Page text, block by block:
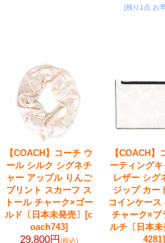
[残り1点 お
【COACH】コーチ ウ
ール シルク シグネチ
ャー アップル りんご
プリント スカーフ ス
トール チャーク×ゴー
ルド〔日本未発売〕 [c
oach743]
29,800円(税込)
【COACH】
ーティング
レザー シグ
ジップ カー
コインケース
チャーク×ブ
ルチ〔日本未
4281]